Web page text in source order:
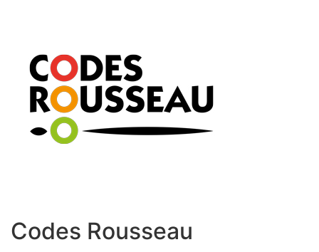
Codes Rousseau